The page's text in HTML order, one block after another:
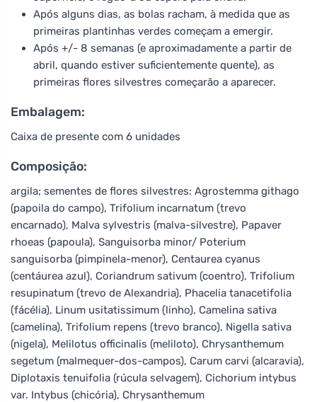
Após alguns dias, as bolas racham, à medida que as
primeiras plantinhas verdes começam a emergir.
Após +/- 8 semanas (e aproximadamente a partir de
abril, quando estiver suficientemente quente), as
primeiras flores silvestres começarão a aparecer.
Embalagem:
Caixa de presente com 6 unidades
Composição:
argila; sementes de flores silvestres: Agrostemma githago
(papoila do campo), Trifolium incarnatum (trevo
encarnado), Malva sylvestris (malva-silvestre), Papaver
rhoeas (papoula), Sanguisorba minor/ Poterium
sanguisorba (pimpinela-menor), Centaurea cyanus
(centáurea azul), Coriandrum sativum (coentro), Trifolium
resupinatum (trevo de Alexandria), Phacelia tanacetifolia
(fácélia), Linum usitatissimum (linho), Camelina sativa
(camelina), Trifolium repens (trevo branco), Nigella sativa
(nigela), Melilotus officinalis (meliloto), Chrysanthemum
segetum (malmequer-dos-campos), Carum carvi (alcaravia),
Diplotaxis tenuifolia (rúcula selvagem), Cichorium intybus
var. Intybus (chicória), Chrysanthemum